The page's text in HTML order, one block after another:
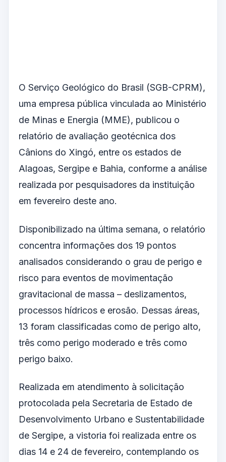
O Serviço Geológico do Brasil (SGB-CPRM),
uma empresa pública vinculada ao Ministério
de Minas e Energia (MME), publicou o
relatório de avaliação geotécnica dos
Cânions do Xingó, entre os estados de
Alagoas, Sergipe e Bahia, conforme a análise
realizada por pesquisadores da instituição
em fevereiro deste ano.
Disponibilizado na última semana, o relatório
concentra informações dos 19 pontos
analisados considerando o grau de perigo e
risco para eventos de movimentação
gravitacional de massa – deslizamentos,
processos hídricos e erosão. Dessas áreas,
13 foram classificadas como de perigo alto,
três como perigo moderado e três como
perigo baixo.
Realizada em atendimento à solicitação
protocolada pela Secretaria de Estado de
Desenvolvimento Urbano e Sustentabilidade
de Sergipe, a vistoria foi realizada entre os
dias 14 e 24 de fevereiro, contemplando os